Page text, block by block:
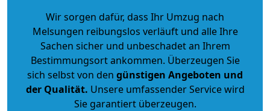
Wir sorgen dafür, dass Ihr Umzug nach
Melsungen reibungslos verläuft und alle Ihre
Sachen sicher und unbeschadet an Ihrem
Bestimmungsort ankommen. Überzeugen Sie
sich selbst von den günstigen Angeboten und
der Qualität. Unsere umfassender Service wird
Sie garantiert überzeugen.